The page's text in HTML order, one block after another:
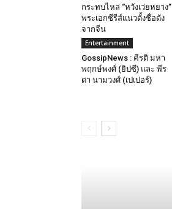
กระทบไหล่ “หวังเว่ยหยาง”
พระเอกซีรีส์แนวตั้งชื่อดัง
จากจีน
Entertainment
GossipNews : คีรติ มหา
พฤกษ์พงศ์ (ยิปซี) และ พีร
ดา นามวงศ์ (เปเปอร์)